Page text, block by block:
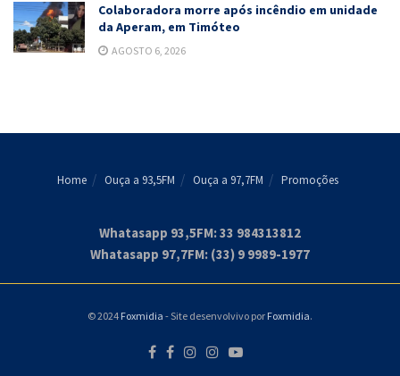
Colaboradora morre após incêndio em unidade
da Aperam, em Timóteo
AGOSTO 6, 2026
Home Ouça a 93,5FM Ouça a 97,7FM Promoções
Whatasapp 93,5FM: 33 984313812
Whatasapp 97,7FM: (33) 9 9989-1977
© 2024 Foxmidia - Site desenvolvivo por Foxmidia.